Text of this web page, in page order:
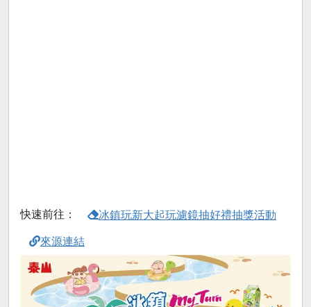
快速前往： 冰鎮玩新大起玩濾鏡抽好禮抽獎活動
來源連結